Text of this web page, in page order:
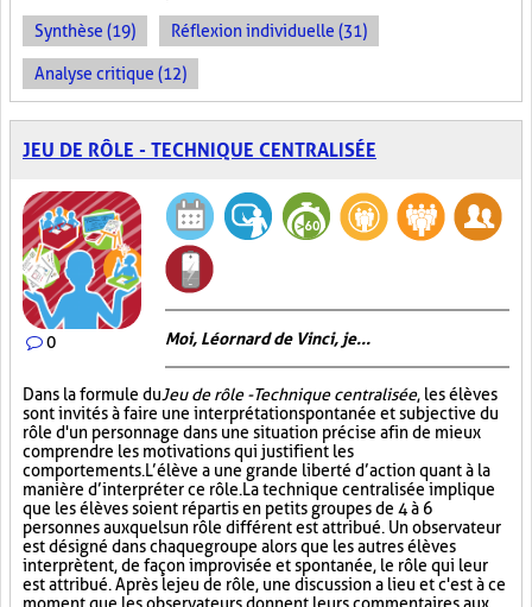
Synthèse (19) Réflexion individuelle (31)
Analyse critique (12)
JEU DE RÔLE - TECHNIQUE CENTRALISÉE
0 Moi, Léornard de Vinci, je...
Dans la formule duJeu de rôle - Technique centralisée, les élèves
sont invités à faire une interprétation spontanée et subjective du
rôle d'un personnage dans une situation précise afin de mieux
comprendre les motivations qui justifient les
comportements. L’élève a une grande liberté d’action quant à la
manière d’interpréter ce rôle. La technique centralisée implique
que les élèves soient répartis en petits groupes de 4 à 6
personnes auxquels un rôle différent est attribué. Un observateur
est désigné dans chaque groupe alors que les autres élèves
interprètent, de façon improvisée et spontanée, le rôle qui leur
est attribué. Après le jeu de rôle, une discussion a lieu et c'est à ce